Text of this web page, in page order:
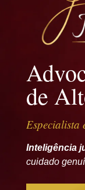
de
Inteligência
cuidado